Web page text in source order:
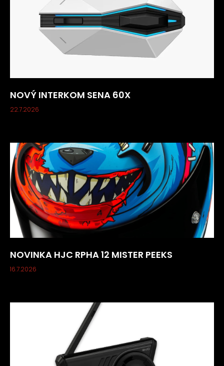
NOVÝ INTERKOM SENA 60X
22.7.2026
NOVINKA HJC RPHA 12 MISTER PEEKS
16.7.2026